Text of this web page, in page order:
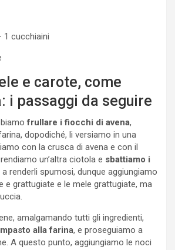
1 cucchiaini
e carote, come
i passaggi da seguire
frullare i fiocchi di avena,
dopodiché, li versiamo in una
con la crusca di avena e con il
un’altra ciotola e sbattiamo i
a renderli spumosi, dunque aggiungiamo
e grattugiate e le mele grattugiate, ma
amalgamando tutti gli ingredienti,
alla farina, e proseguiamo a
A questo punto, aggiungiamo le noci